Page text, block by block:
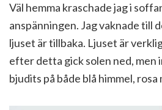
Väl hemma kraschade jag i
anspänningen. Jag vaknade till
ljuset är tillbaka. Ljuset är
efter detta gick solen ned, men
bjudits på både blå himmel,